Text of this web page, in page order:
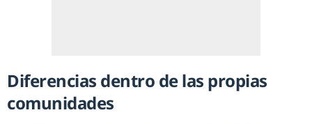
Diferencias dentro de las propias
comunidades